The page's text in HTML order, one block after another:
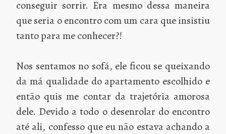
conseguir sorrir. Era mesmo dessa maneira
que seria o encontro com um cara que insistiu
tanto para me conhecer?!
Nos sentamos no sofá, ele ficou se queixando
da má qualidade do apartamento escolhido e
então quis me contar da trajetória amorosa
dele. Devido a todo o desenrolar do encontro
até ali, confesso que eu não estava achando a